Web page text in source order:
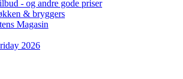
- og andre gode priser
& bryggers
Magasin
2026